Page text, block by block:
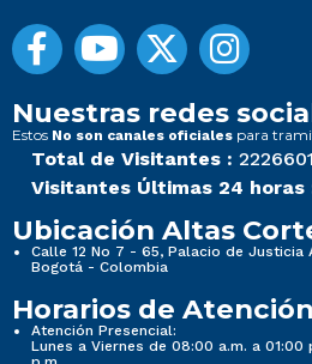
Nuestras redes
Estos No son canales oficiales para
Total de Visitantes :
Visitantes Últimas 24 horas
Ubicación Altas
Calle 12 No 7 - 65, Palacio de Justicia
Bogotá - Colombia
Horarios de
Atención Presencial:
Lunes a Viernes de 08:00 a.m. a